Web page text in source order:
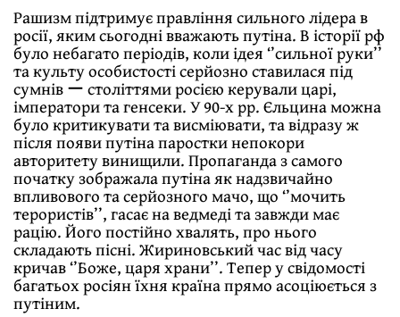
Рашизм підтримує правління сильного лідера в
росії, яким сьогодні вважають путіна. В історії рф
було небагато періодів, коли ідея ‘’сильної руки’’
та культу особистості серйозно ставилася під
сумнів ー століттями росією керували царі,
імператори та генсеки. У 90-х рр. Єльцина можна
було критикувати та висміювати, та відразу ж
після появи путіна паростки непокори
авторитету винищили. Пропаганда з самого
початку зображала путіна як надзвичайно
впливового та серйозного мачо, що ‘’мочить
терористів’’, гасає на ведмеді та завжди має
рацію. Його постійно хвалять, про нього
складають пісні. Жириновський час від часу
кричав ‘’Боже, царя храни’’. Тепер у свідомості
багатьох росіян їхня країна прямо асоціюється з
путіним.